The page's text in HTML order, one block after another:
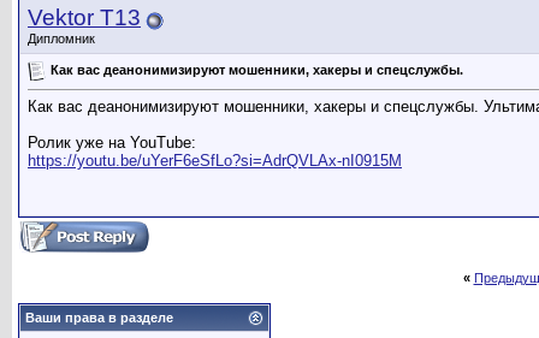
Vektor T13
Дипломник
Как вас деанонимизируют мошенники, хакеры и спецслужбы.
Как вас деанонимизируют мошенники, хакеры и спецслужбы.
Ролик уже на YouTube:
https://youtu.be/uYerF6eSfLo?si=AdrQVLAx-nI0915M
«
Ваши права в разделе